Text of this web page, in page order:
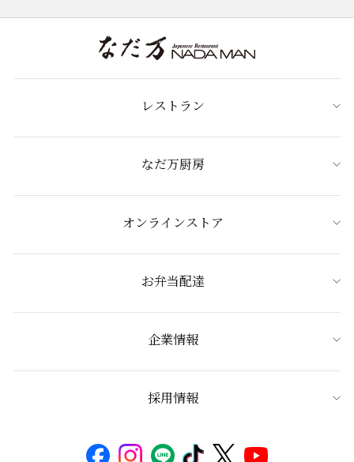
レストラン
なだ万厨房
オンラインストア
お弁当配達
企業情報
採用情報